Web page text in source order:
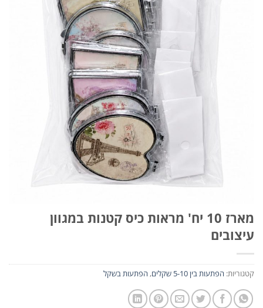
מארז 10 יח' מראות כיס קטנות במגוון
עיצובים
קטגוריות: הפתעות בין 5-10 שקלים , הפתעות בשקל